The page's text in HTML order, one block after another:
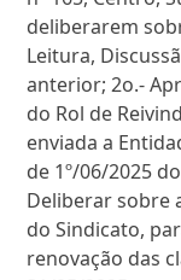
deliberarem
Leitura,
anterior; 2o.-
do Rol de
enviada a
de 1º/06/2025
Deliberar sobre
do Sindicato,
renovação das